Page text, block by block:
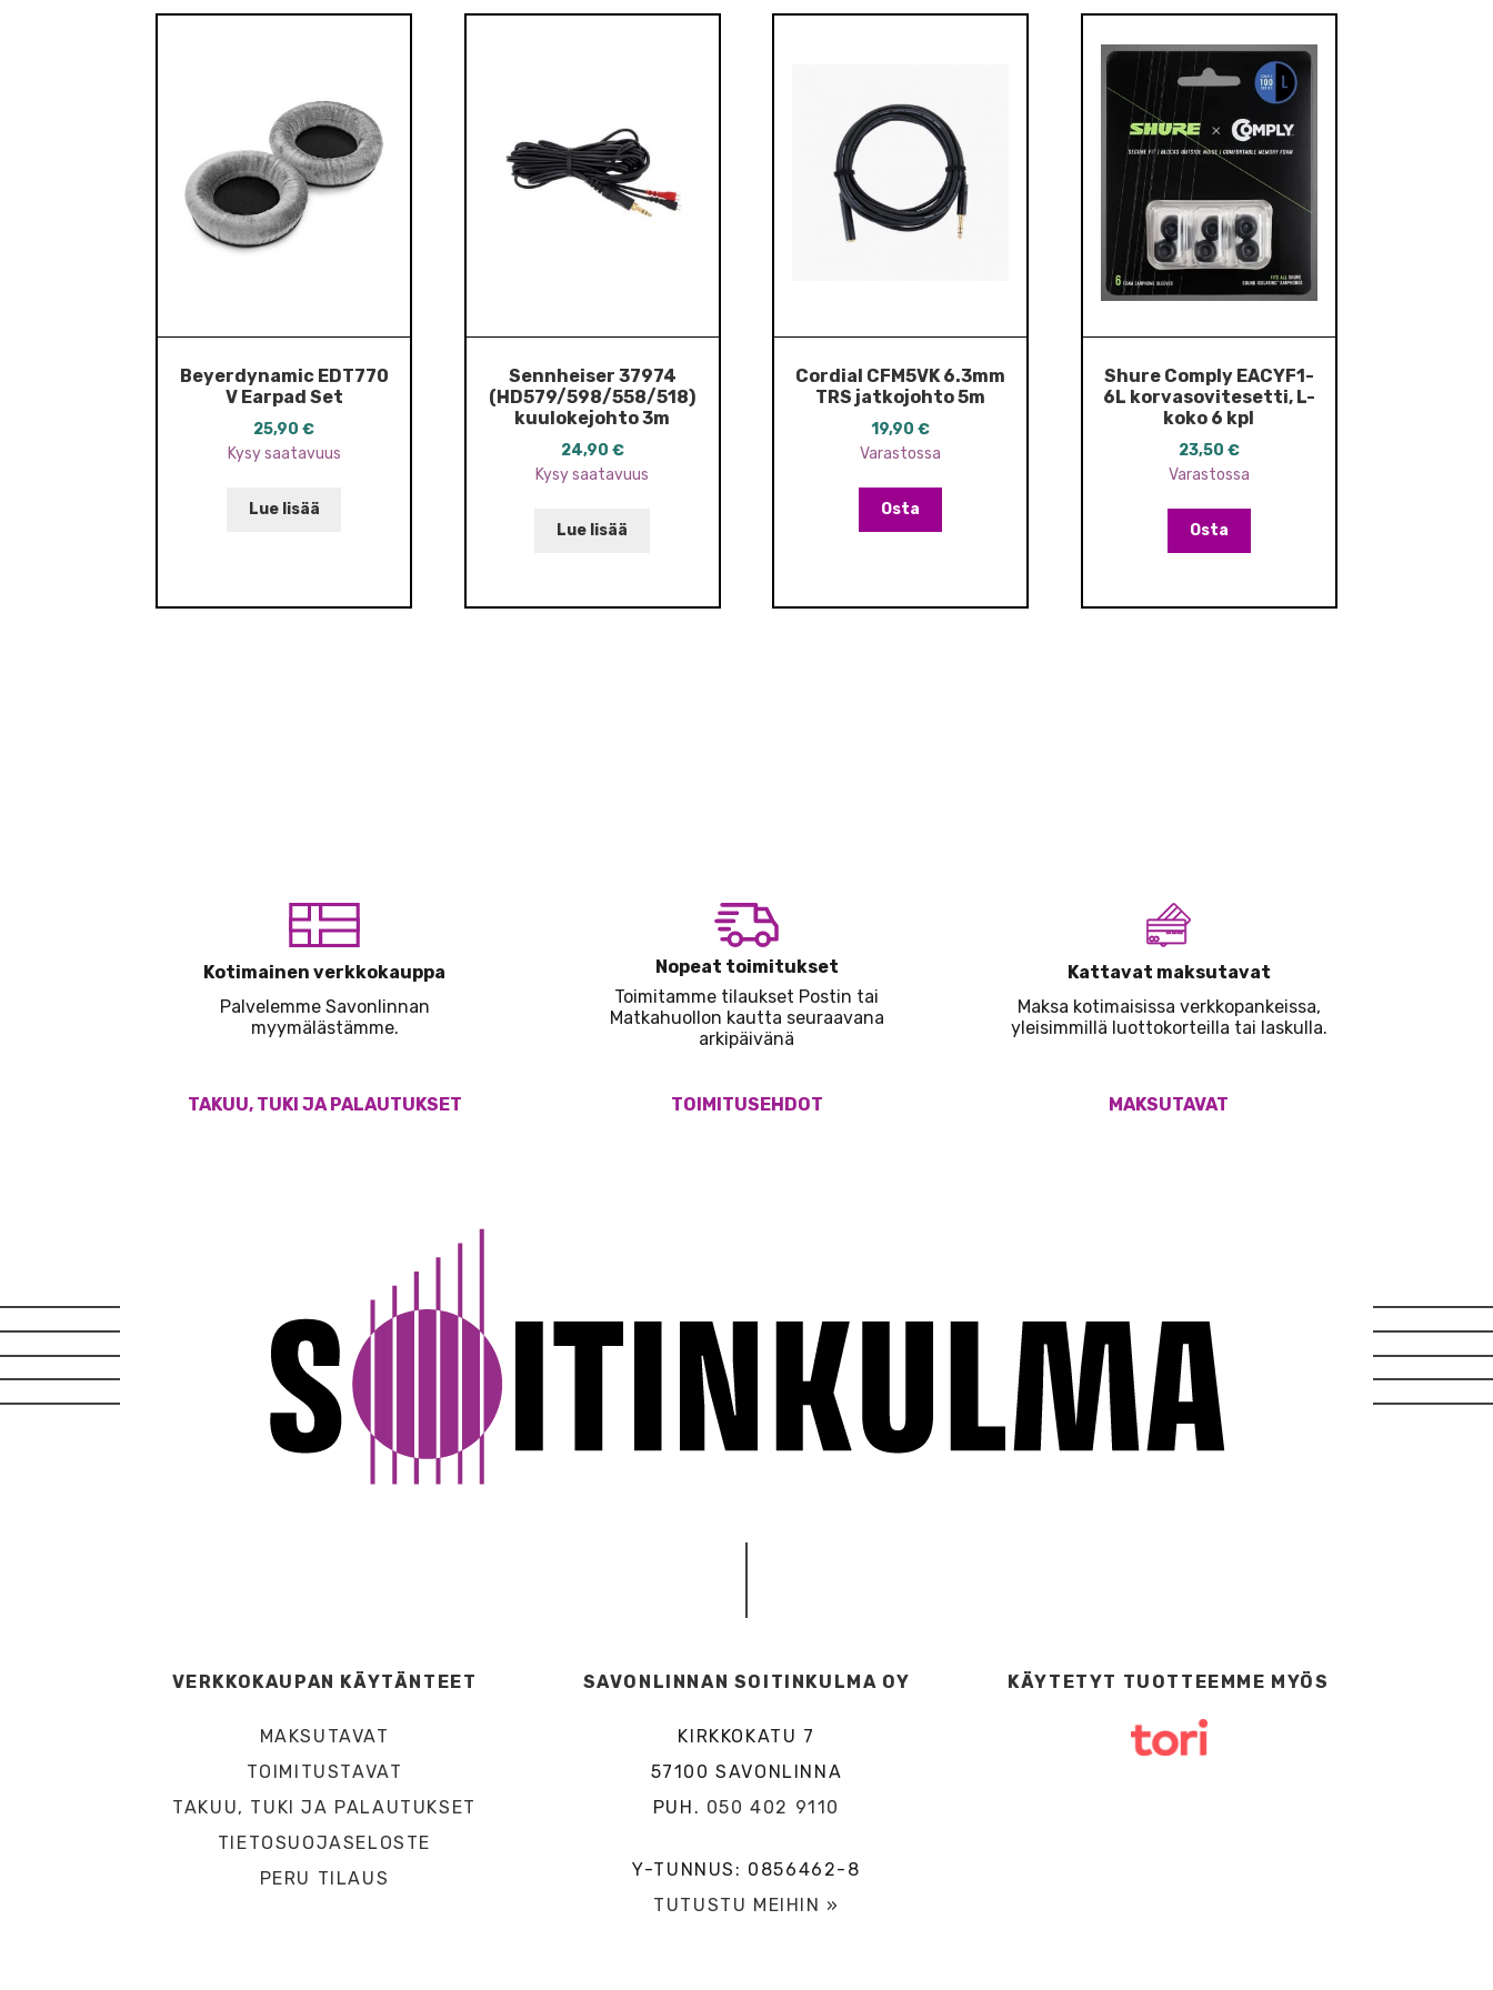
Beyerdynamic EDT770
V Earpad Set
25,90€
Kysy saatavuus
Lue lisää
Sennheiser 37974
(HD579/598/558/518)
kuulokejohto 3m
24,90 €
Kysy saatavuus
Lue lisää
Cordial CFM5VK 6.3mm
TRS jatkojohto 5m
19,90€
Varastossa
Osta
Shure Comply EACYF1-
6L korvasovitesetti, L-
koko 6 kpl
23,50 €
Varastossa
Osta
Kotimainen verkkokauppa
Palvelemme Savonlinnan
myymälästämme.
TAKUU, TUKI JA PALAUTUKSET
Nopeat toimitukset
Toimitamme tilaukset Postin tai
Matkahuollon kautta seuraavana
arkipäivänä
TOIMITUSEHDOT
Kattavat maksutavat
Maksa kotimaisissa verkkopankeissa,
yleisimmillä luottokorteilla tai laskulla.
MAKSUTAVAT
VERKKOKAUPAN KÄYTÄNTEET
MAKSUTAVAT
TOIMITUSTAVAT
TAKUU, TUKI JA PALAUTUKSET
TIETOSUOJASELOSTE
PERU TILAUS
SAVONLINNAN SOITINKULMA OY
KIRKKOKATU 7
57100 SAVONLINNA
PUH. 050 402 9110
Y-TUNNUS: 0856462-8
TUTUSTU MEIHIN »
KÄYTETYT TUOTTEEMME MYÖS